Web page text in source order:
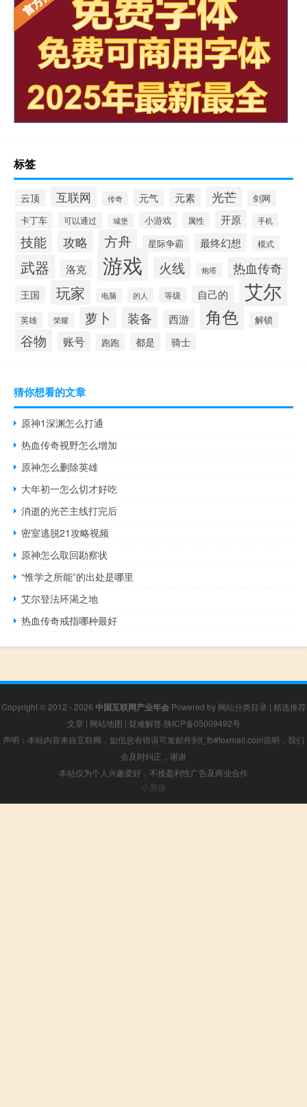
标签
云顶 互联网 传奇 元气 元素 光芒
剑网
卡丁车
可以通过 城堡 小游戏 属性 开原 手机
技能 攻略 方舟 星际争霸 最终幻想 模式
武器 洛克 游戏 火线 炮塔 热血传奇
王国 玩家 电脑 的人 等级 自己的 艾尔
英雄 荣耀 萝卜 装备 西游 角色 解锁
谷物 账号 跑跑 都是 骑士
猜你想看的文章
原神1深渊怎么打通
热血传奇视野怎么增加
原神怎么删除英雄
大年初一怎么切才好吃
消逝的光芒主线打完后
密室逃脱21攻略视频
原神怎么取回勘察状
“惟学之所能”的出处是哪里
艾尔登法环渴之地
热血传奇戒指哪种最好
Copyright © 2012 - 2026 中国互联网产业年会Powered by 网站分类目录 | 精选推荐
文章 | 网站地图 | 疑难解答 陕ICP备05009492号
声明：本站内容来自互联网，如信息有错误可发邮件到f_fb#foxmail.com说明，我们
会及时纠正，谢谢
本站仅为个人兴趣爱好，不接盈利性广告及商业合作
小男孩